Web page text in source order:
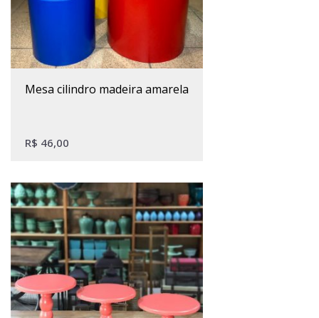
mesa cilindro madeira amarela
R$ 46,00